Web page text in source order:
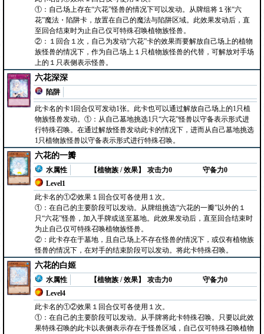
①：自己场上存在“六花”怪兽的情况下可以发动。从牌组将１张“六
花”魔法・陷阱卡，放置在自己的魔法与陷阱区域。此效果发动后，直
至回合结束时为止自己仅可特殊召唤植物族怪兽。
②：１回合１次，自己为发动“六花”卡的效果而要解放自己场上的植物
族怪兽的情况下，作为自己场上１只植物族怪兽的代替，可解放对手场
上的１只表侧表示怪兽。
六花深深
陷阱
此卡名的卡1回合仅可发动1张。此卡也可以通过解放自己场上的1只植
物族怪兽发动。①：从自己墓地挑选1只“六花”怪兽以守备表示形式进
行特殊召唤。在通过解放怪兽发动此卡的情况下，进而从自己墓地挑选
1只植物族怪兽以守备表示形式进行特殊召唤。
六花的一瓣
水属性
【植物族 / 效果】
Level1
攻击力0 守备力0
此卡名的①②效果１回合仅可各使用１次。
①：在自己的主要阶段可以发动。从牌组挑选“六花的一瓣”以外的１
只“六花”怪兽，加入手牌或送至墓地。此效果发动后，直至回合结束时
为止自己仅可特殊召唤植物族怪兽。
②：此卡存在于墓地，且自己场上不存在怪兽的情况下，或仅有植物族
怪兽的情况下，在对手的结束阶段可以发动。将此卡特殊召唤。
六花的白姬
水属性
【植物族 / 效果】
Level4
攻击力0 守备力0
此卡名的①②效果１回合仅可各使用１次。
①：在自己的主要阶段可以发动。从手牌将此卡特殊召唤。只要以此效
果特殊召唤的此卡以表侧表示存在于怪兽区域，自己仅可特殊召唤植物